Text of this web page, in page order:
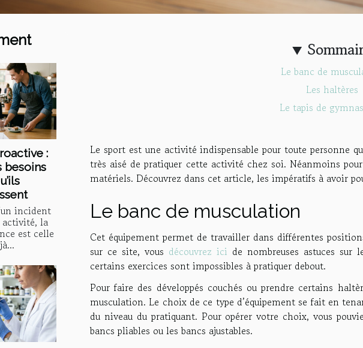
:
besoins
incident
activité, la
est celle
Le banc de
Les haltères
Le tapis de
Le sport est une activité indispensable pour toute personne
très aisé de pratiquer cette activité chez soi. Néanmoins
matériels. Découvrez dans cet article, les impératifs à avoir
Le banc de musculation
Cet équipement permet de travailler dans différentes
sur ce site, vous découvrez ici de nombreuses astuces sur
certains exercices sont impossibles à pratiquer debout.
Pour faire des développés couchés ou prendre certains
musculation. Le choix de ce type d’équipement se fait en
du niveau du pratiquant. Pour opérer votre choix, vous
bancs pliables ou les bancs ajustables.